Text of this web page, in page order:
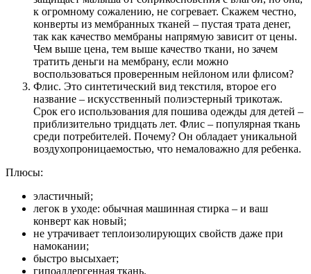
к огромному сожалению, не согревает. Скажем честно,
конверты из мембранных тканей – пустая трата денег,
так как качество мембраны напрямую зависит от цены.
Чем выше цена, тем выше качество ткани, но зачем
тратить деньги на мембрану, если можно
воспользоваться проверенным нейлоном или флисом?
Флис. Это синтетический вид текстиля, второе его
название – искусственный полиэстерный трикотаж.
Срок его использования для пошива одежды для детей –
приблизительно тридцать лет. Флис – популярная ткань
среди потребителей. Почему? Он обладает уникальной
воздухопроницаемостью, что немаловажно для ребенка.
Плюсы:
эластичный;
легок в уходе: обычная машинная стирка – и ваш
конверт как новый;
не утрачивает теплоизолирующих свойств даже при
намокании;
быстро высыхает;
гипоаллергенная ткань.